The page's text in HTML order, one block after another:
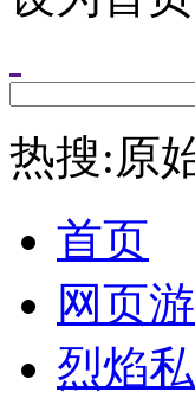
热搜:原
首页
网页
烈焰